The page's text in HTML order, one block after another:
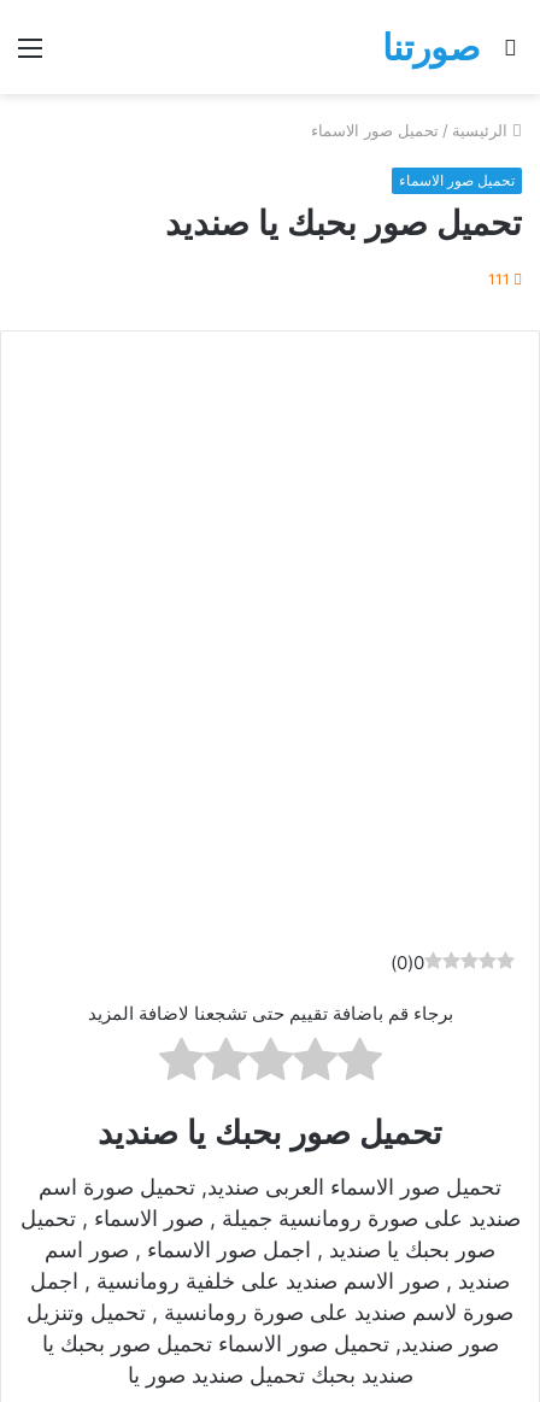
صورتنا
بحث
الرئيسية / تحميل صور الاسماء
تحميل صور الاسماء
تحميل صور بحبك يا صنديد
111
0
(
0
)
برجاء قم باضافة تقييم حتى تشجعنا لاضافة المزيد
تحميل صور بحبك يا صنديد
تحميل صور الاسماء العربى صنديد, تحميل صورة اسم
صنديد على صورة رومانسية جميلة , صور الاسماء , تحميل
صور بحبك يا صنديد , اجمل صور الاسماء , صور اسم
صنديد , صور الاسم صنديد على خلفية رومانسية , اجمل
صورة لاسم صنديد على صورة رومانسية , تحميل وتنزيل
صور صنديد, تحميل صور الاسماء تحميل صور بحبك يا
صنديد بحبك تحميل صنديد صور يا